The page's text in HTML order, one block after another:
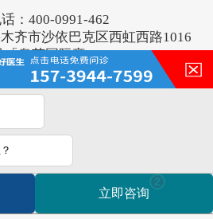
：400-0991-462
齐市沙依巴克区西虹西路1016
「奥莱国际旁」
木齐新军都皮肤病医院
备16001749号-2
考，不能作为诊断及医疗依
疗时请遵医嘱。如有转载或引
问题，请与我们联系。
立即咨询